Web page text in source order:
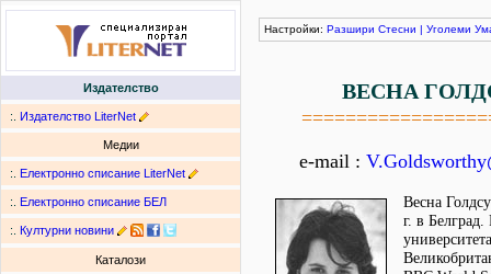
Издателство
:. Издателство LiterNet
Медии
:. Електронно списание LiterNet
:. Електронно списание БЕЛ
:. Културни новини
Каталози
Настройки: Разшири Стесни | Уголеми
ВЕСНА
e-mail :
Весна
г. в Белград.